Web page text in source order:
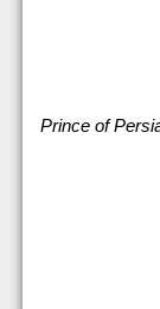
Prince of